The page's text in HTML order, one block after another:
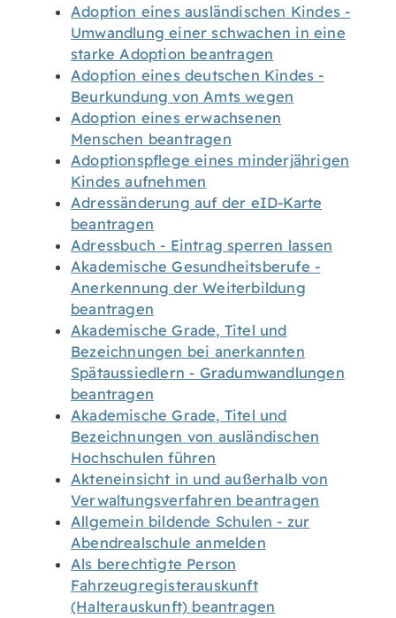
Adoption eines ausländischen Kindes -
Umwandlung einer schwachen in eine
starke Adoption beantragen
Adoption eines deutschen Kindes -
Beurkundung von Amts wegen
Adoption eines erwachsenen
Menschen beantragen
Adoptionspflege eines minderjährigen
Kindes aufnehmen
Adressänderung auf der eID-Karte
beantragen
Adressbuch - Eintrag sperren lassen
Akademische Gesundheitsberufe -
Anerkennung der Weiterbildung
beantragen
Akademische Grade, Titel und
Bezeichnungen bei anerkannten
Spätaussiedlern - Gradumwandlungen
beantragen
Akademische Grade, Titel und
Bezeichnungen von ausländischen
Hochschulen führen
Akteneinsicht in und außerhalb von
Verwaltungsverfahren beantragen
Allgemein bildende Schulen - zur
Abendrealschule anmelden
Als berechtigte Person
Fahrzeugregisterauskunft
(Halterauskunft) beantragen